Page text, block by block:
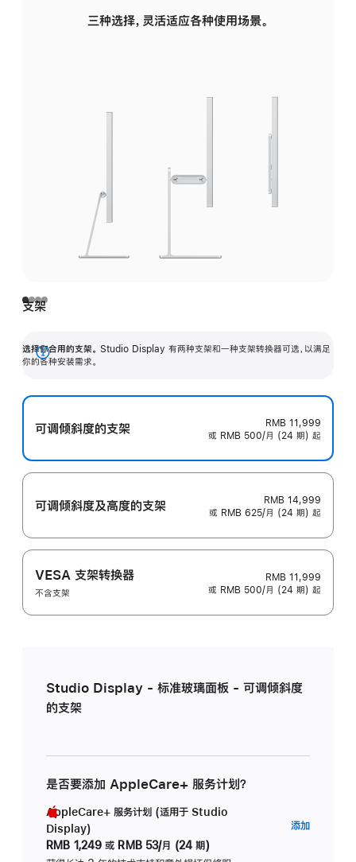
三种选择，灵活适应各种使用场景。
支架
选择你合用的支架。 Studio Display 有两种支架和一种支架转换器可选，以满足
你的各种安装需求。
展
可调倾斜度的支架
RMB 11,999
或 RMB 500/月 (24 期) 起
可调倾斜度及高‍度的支‍架
RMB 14,999
或 RMB 625/月 (24 期) 起
VESA 支架转换器
不含支架
RMB 11,999
或 RMB 500/月 (24 期) 起
Studio Display - 标准玻璃面板 - 可调倾斜度
的支架
是否要添加 AppleCare+ 服务计划？
AppleCare+ 服务计划 (适用于 Studio
Display)
RMB 1,249 或 RMB 53/月 (24 期)
添加